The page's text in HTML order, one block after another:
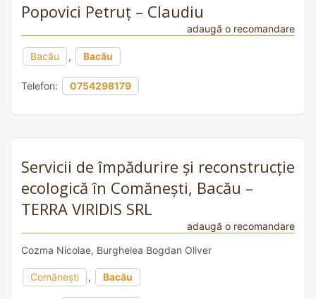
Popovici Petruț – Claudiu
adaugă o recomandare
Bacău , Bacău
Telefon: 0754298179
Servicii de împădurire și reconstrucție
ecologică în Comănești, Bacău –
TERRA VIRIDIS SRL
adaugă o recomandare
Cozma Nicolae, Burghelea Bogdan Oliver
Comănești , Bacău